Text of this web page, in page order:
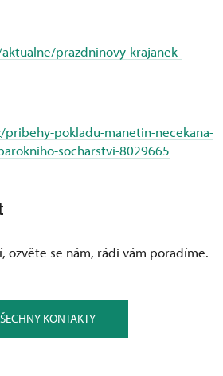
prazdninovy-krajanek-
pokladu-manetin-necekana-
socharstvi-8029665
ozvěte se nám, rádi vám poradíme.
KONTAKTY